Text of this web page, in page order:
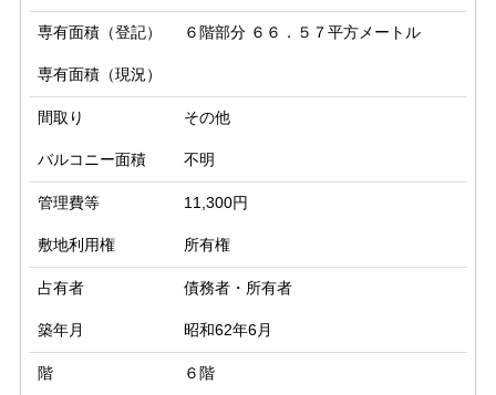
専有面積（登記） ６階部分 ６６．５７平方メートル
専有面積（現況）
間取り その他
バルコニー面積 不明
管理費等 11,300円
敷地利用権 所有権
占有者 債務者・所有者
築年月 昭和62年6月
階 ６階